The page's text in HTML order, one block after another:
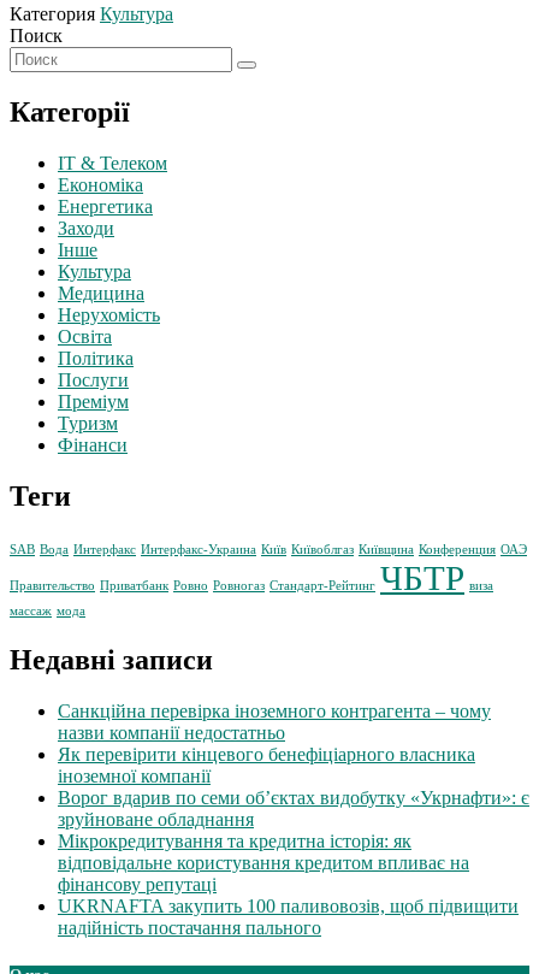
Категория Культура
Поиск
Категорії
IT & Телеком
Економіка
Енергетика
Заходи
Інше
Культура
Медицина
Нерухомість
Освіта
Політика
Послуги
Преміум
Туризм
Фінанси
Теги
SAB Вода Интерфакс Интерфакс-Украина Київ Київоблгаз Київщина Конференция ОАЭ
Правительство Приватбанк Ровно Ровногаз Стандарт-Рейтинг ЧБТР виза
массаж мода
Недавні записи
Санкційна перевірка іноземного контрагента – чому
назви компанії недостатньо
Як перевірити кінцевого бенефіціарного власника
іноземної компанії
Ворог вдарив по семи об’єктах видобутку «Укрнафти»: є
зруйноване обладнання
Мікрокредитування та кредитна історія: як
відповідальне користування кредитом впливає на
фінансову репутаці
UKRNAFTA закупить 100 паливовозів, щоб підвищити
надійність постачання пального